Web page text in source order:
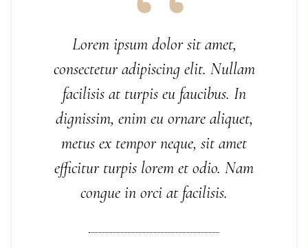
Lorem ipsum dolor sit amet,
consectetur adipiscing elit. Nullam
facilisis at turpis eu faucibus. In
dignissim, enim eu ornare aliquet,
metus ex tempor neque, sit amet
efficitur turpis lorem et odio. Nam
congue in orci at facilisis.